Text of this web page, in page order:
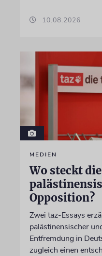
10.08.2026
MEDIEN
Wo steckt die
Opposition?
Zwei taz-Essays
palästinensischer
Entfremdung in
zugleich einen